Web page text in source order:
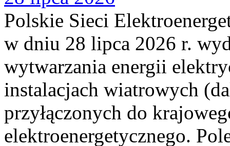
Polskie Sieci
w dniu 28 lipca 2026 r.
wytwarzania energii
instalacjach wiatrowych
przyłączonych do
elektroenergetycznego.